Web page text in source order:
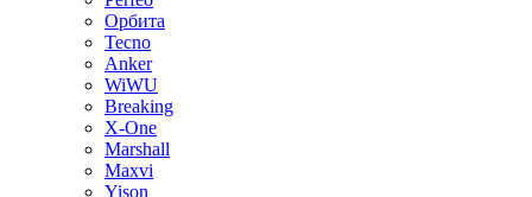
Орбита
Tecno
Anker
WiWU
Breaking
X-One
Marshall
Maxvi
Yison